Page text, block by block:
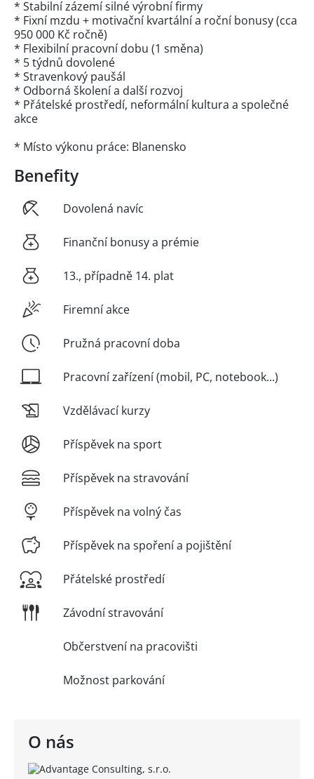
O nás
* Stabilní zázemí silné výrobní firmy
* Fixní mzdu + motivační kvartální a roční bonusy (cca
950 000 Kč ročně)
* Flexibilní pracovní dobu (1 směna)
* 5 týdnů dovolené
* Stravenkový paušál
* Odborná školení a další rozvoj
* Přátelské prostředí, neformální kultura a společné
akce
* Místo výkonu práce: Blanensko
Benefity
Dovolená navíc
Finanční bonusy a prémie
13., případně 14. plat
Firemní akce
Pružná pracovní doba
Pracovní zařízení (mobil, PC, notebook...)
Vzdělávací kurzy
Příspěvek na sport
Příspěvek na stravování
Příspěvek na volný čas
Příspěvek na spoření a pojištění
Přátelské prostředí
Závodní stravování
Občerstvení na pracovišti
Možnost parkování